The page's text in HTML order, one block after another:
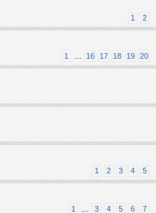
1 2
1 … 16 17 18 19 20
1 2 3 4 5
1 … 3 4 5 6 7